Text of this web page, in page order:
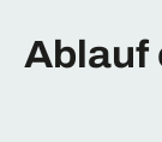
Ablauf